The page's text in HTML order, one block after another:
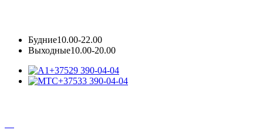
Будние10.00-22.00
Выходные10.00-20.00
+37529 390-04-04
+37533 390-04-04